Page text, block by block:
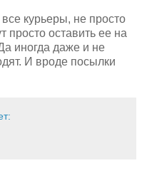
курьеры, не просто
просто оставить ее на
иногда даже и не
И вроде посылки